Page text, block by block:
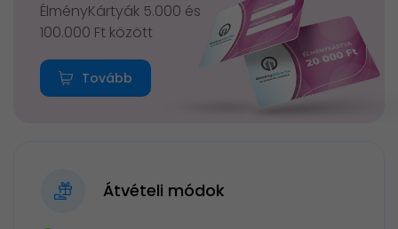
ÉlményKártyák 5.000 és
100.000 Ft között
Tovább
Átvételi módok